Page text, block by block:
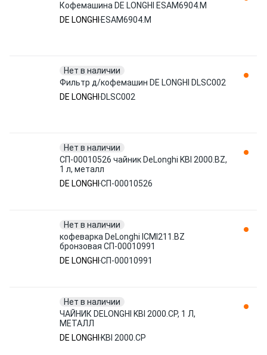
Кофемашина DE LONGHI ESAM6904.M
DE LONGHI ESAM6904.M
Нет в наличии
Фильтр д/кофемашин DE LONGHI DLSC002
DE LONGHI DLSC002
Нет в наличии
СП-00010526 чайник DeLonghi KBI 2000.BZ,
1 л, металл
DE LONGHI СП-00010526
Нет в наличии
кофеварка DeLonghi ICMI211.BZ
бронзовая СП-00010991
DE LONGHI СП-00010991
Нет в наличии
ЧАЙНИК DELONGHI KBI 2000.CP, 1 Л,
МЕТАЛЛ
DE LONGHI KBI 2000.CP